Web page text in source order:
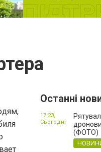
Останні
(ФОТО)
17:23,
Сьогодні